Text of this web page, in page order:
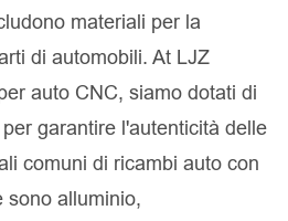
materiali per la
di automobili. At LJZ
auto CNC, siamo dotati di
garantire l'autenticità delle
comuni di ricambi auto con
sono alluminio,